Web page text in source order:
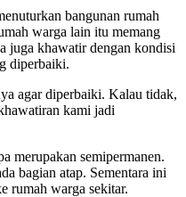
bangunan rumah
warga lain itu memang
juga khawatir dengan kondisi
diperbaiki.
agar diperbaiki. Kalau tidak,
kami jadi
merupakan semipermanen.
bagian atap. Sementara ini
rumah warga sekitar.